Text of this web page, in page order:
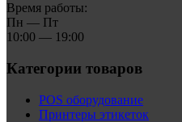
Время работы:
Пн — Пт
10:00 — 19:00
Категории товаров
POS оборудование
Принтеры этикеток